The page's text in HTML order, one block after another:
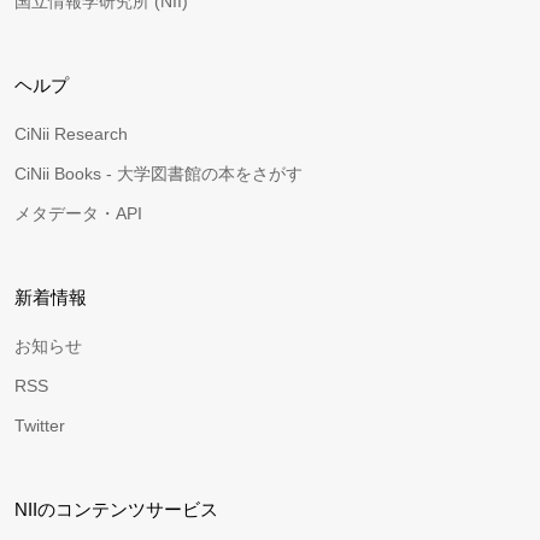
ヘルプ
CiNii Research
CiNii Books - 大学図書館の本をさがす
メタデータ・API
新着情報
お知らせ
RSS
Twitter
NIIのコンテンツサービス